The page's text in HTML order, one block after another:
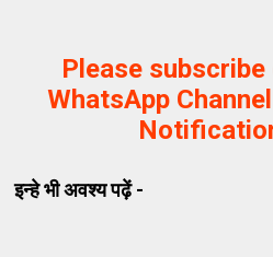
Please
WhatsApp
इन्हे भी अवश्य पढ़ें -